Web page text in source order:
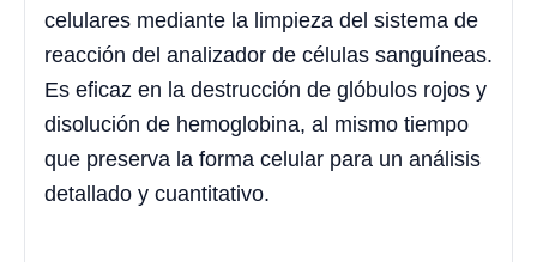
celulares mediante la limpieza del sistema de
reacción del analizador de células sanguíneas.
Es eficaz en la destrucción de glóbulos rojos y
disolución de hemoglobina, al mismo tiempo
que preserva la forma celular para un análisis
detallado y cuantitativo.